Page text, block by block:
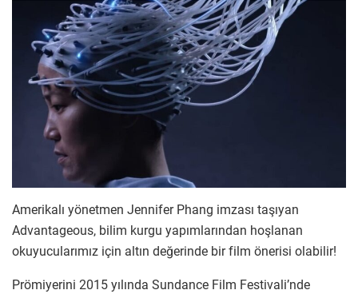
Amerikalı yönetmen Jennifer Phang imzası taşıyan
Advantageous, bilim kurgu yapımlarından hoşlanan
okuyucularımız için altın değerinde bir film önerisi olabilir!
Prömiyerini 2015 yılında Sundance Film Festivali’nde